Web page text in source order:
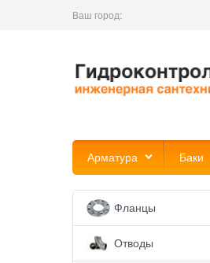
Ваш город:
Арматура Баки
Фланцы
Отводы